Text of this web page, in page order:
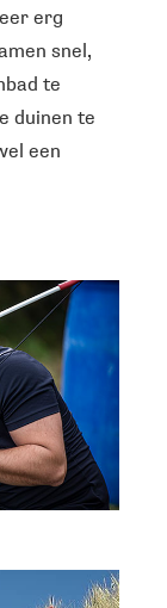
erg
snel,
te
duinen te
een